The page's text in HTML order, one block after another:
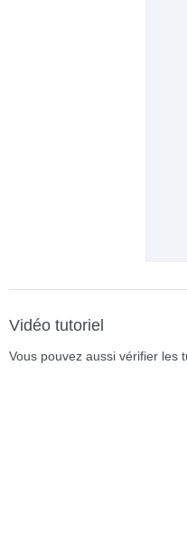
Vidéo tutoriel
Vous pouvez aussi vérifier les